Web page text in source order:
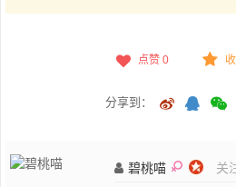
点赞 0
分享到：
碧桃喵 关